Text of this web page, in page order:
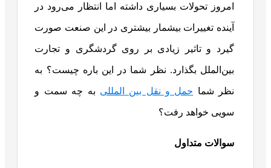
امروز تحولات بسیاری داشته اما انتظار می‌رود در
آینده تغییرات بیشمار بیشتری در این صنعت صورت
گیرد و تاثیر زیادی بر روی گردشگری و تجارت
بین‌الملل بگذارد. نظر شما در این باره چیست؟ به
نظر شما حمل و نقل بین المللی به چه سمت و
سویی خواهد رفت؟
سوالات متداول